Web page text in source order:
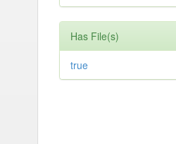
Has File(s)
true